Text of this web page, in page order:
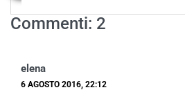
Commenti: 2
elena
6 AGOSTO 2016, 22:12